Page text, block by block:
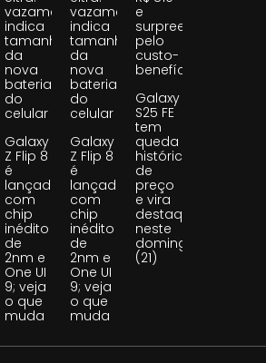
vazamento
indica
tamanho
da
nova
bateria
do
celular
Galaxy
Z Flip 8
é
lançado
com
chip
inédito
de
2nm e
One UI
9; veja
o que
muda
vazamento
indica
tamanho
da
nova
bateria
do
celular
Galaxy
Z Flip 8
é
lançado
com
chip
inédito
de
2nm e
One UI
9; veja
o que
muda
e
surpreende
pelo
custo-
benefício
Galaxy
S25 FE
tem
queda
histórica
de
preço
e vira
destaque
neste
domingo
(21)